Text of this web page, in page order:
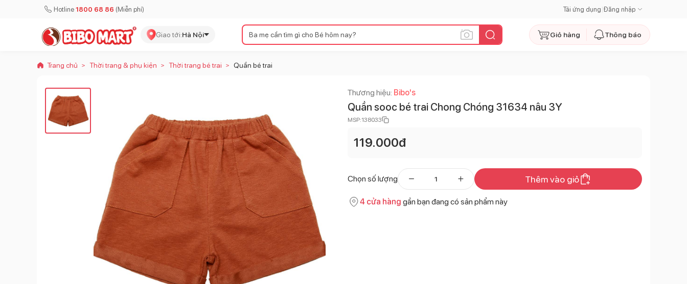
Hotline 1800 68 86 (Miễn phí) Tải ứng dụng Đăng nhập
Giao tới:Hà Nội Giỏ hàng Thông báo
Trang chủ > Thời trang & phụ kiện > Thời trang bé trai > Quần bé trai
Thương hiệu: Bibo's
Quần sooc bé trai Chong Chóng 31634 nâu 3Y
MSP:138033
119.000đ
Chọn số lượng Thêm vào giỏ
4 cửa hàng gần bạn đang có sản phẩm này